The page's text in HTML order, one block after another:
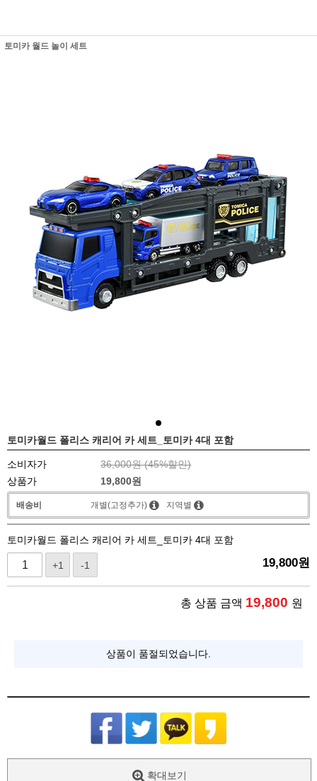
토미카 월드 놀이 세트
토미카월드 폴리스 캐리어 카 세트_토미카 4대 포함
소비자가 36,000원 (45%할인)
상품가
19,800원
배송비 개별(고정추가) 지역별
토미카월드 폴리스 캐리어 카 세트_토미카 4대 포함
+1 -1 19,800원
총 상품 금액 19,800 원
상품이 품절되었습니다.
확대보기